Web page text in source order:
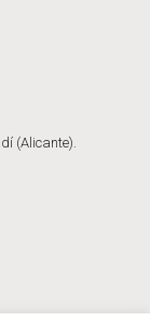
(Alicante).